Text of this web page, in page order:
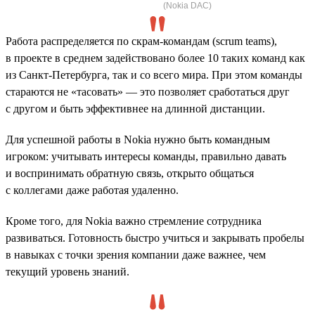
(Nokia DAC)
Работа распределяется по скрам-командам (scrum teams),
в проекте в среднем задействовано более 10 таких команд как
из Санкт-Петербурга, так и со всего мира. При этом команды
стараются не «тасовать» — это позволяет сработаться друг
с другом и быть эффективнее на длинной дистанции.
Для успешной работы в Nokia нужно быть командным
игроком: учитывать интересы команды, правильно давать
и воспринимать обратную связь, открыто общаться
с коллегами даже работая удаленно.
Кроме того, для Nokia важно стремление сотрудника
развиваться. Готовность быстро учиться и закрывать пробелы
в навыках с точки зрения компании даже важнее, чем
текущий уровень знаний.